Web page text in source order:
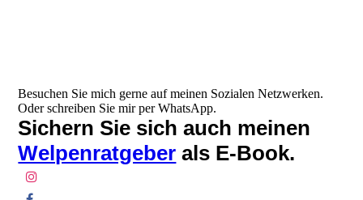
Besuchen Sie mich gerne auf meinen Sozialen Netzwerken.
Oder schreiben Sie mir per WhatsApp.
Sichern Sie sich auch meinen
Welpenratgeber als E-Book.